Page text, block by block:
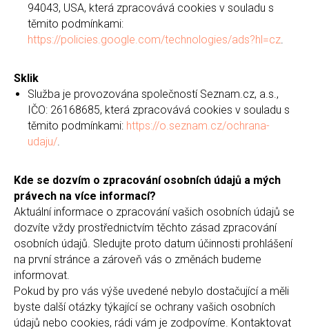
94043, USA, která zpracovává cookies v souladu s
těmito podmínkami:
https://policies.google.com/technologies/ads?hl=cz.
Sklik
Služba je provozována společností Seznam.cz, a.s.,
IČO: 26168685, která zpracovává cookies v souladu s
těmito podmínkami: https://o.seznam.cz/ochrana-
udaju/.
Kde se dozvím o zpracování osobních údajů a mých
právech na více informací?
Aktuální informace o zpracování vašich osobních údajů se
dozvíte vždy prostřednictvím těchto zásad zpracování
osobních údajů. Sledujte proto datum účinnosti prohlášení
na první stránce a zároveň vás o změnách budeme
informovat.
Pokud by pro vás výše uvedené nebylo dostačující a měli
byste další otázky týkající se ochrany vašich osobních
údajů nebo cookies, rádi vám je zodpovíme. Kontaktovat